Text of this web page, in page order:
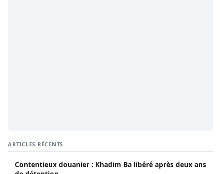
ARTICLES RÉCENTS
Contentieux douanier : Khadim Ba libéré après deux ans